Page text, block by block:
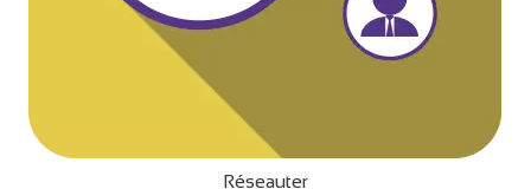
Réseauter